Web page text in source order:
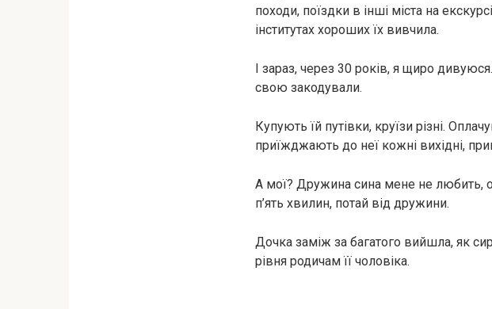
походи, поїздки в інші міста на
інститутах хороших їх вивчила.
І зараз, через 30 років, я щиро
свою закодували.
Купують їй путівки, круїзи різні.
приїжджають до неї кожні вихідні,
А мої? Дружина сина мене не любить,
п’ять хвилин, потай від дружини.
Дочка заміж за багатого вийшла, як
рівня родичам її чоловіка.